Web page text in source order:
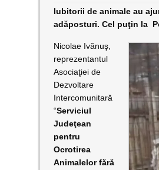
Iubitorii de animale au
adăposturi. Cel puţin la
Nicolae Ivănuş,
reprezentantul
Asociaţiei de
Dezvoltare
Intercomunitară
“Serviciul
Judeţean
pentru
Ocrotirea
Animalelor fără